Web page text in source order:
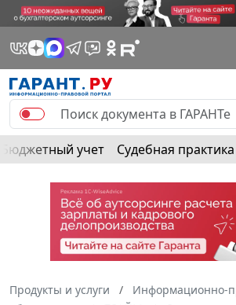
Бюджетный учет Судебная практика
Продукты и услуги
Информационно-